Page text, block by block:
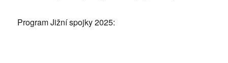
Program Jižní spojky 2025: